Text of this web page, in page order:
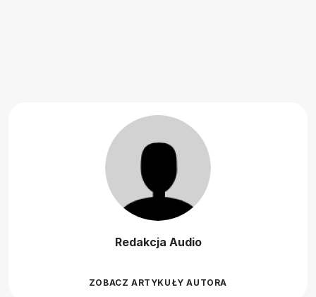
Redakcja Audio
ZOBACZ ARTYKUŁY AUTORA